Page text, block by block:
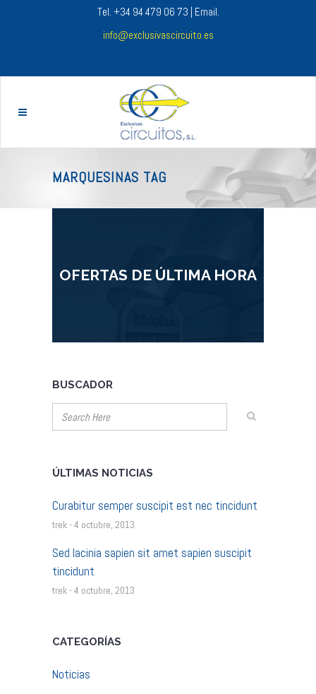
Tel. +34 94 479 06 73 | Email.
info@exclusivascircuito.es
MARQUESINAS TAG
OFERTAS DE ÚLTIMA HORA
BUSCADOR
ÚLTIMAS NOTICIAS
Curabitur semper suscipit est nec tincidunt
trek - 4 octubre, 2013
Sed lacinia sapien sit amet sapien suscipit
tincidunt
trek - 4 octubre, 2013
CATEGORÍAS
Noticias